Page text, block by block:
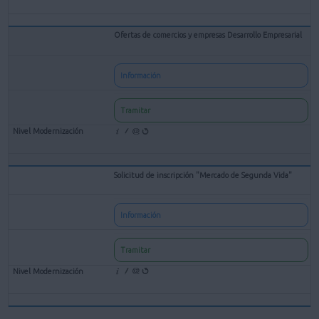
Ofertas de comercios y empresas Desarrollo Empresarial
Información
Tramitar
Solicitud de inscripción "Mercado de Segunda Vida"
Información
Tramitar